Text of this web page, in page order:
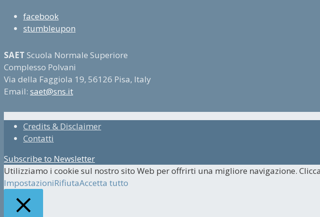
facebook
stumbleupon
SAET Scuola Normale Superiore
Complesso Polvani
Via della Faggiola 19, 56126 Pisa, Italy
Email: saet@sns.it
Credits & Disclaimer
Contatti
Subscribe to Newsletter
Utilizziamo i cookie sul nostro sito Web per offrirti una migliore navigazione.
ImpostazioniRifiutaAccetta tutto